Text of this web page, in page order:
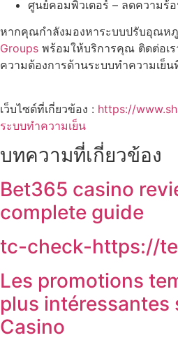
ศูนย์คอมพิวเตอร์ – ลดความร้
หากคุณกำลังมองหาระบบปรับอุณ
Groups พร้อมให้บริการคุณ ติดต่อเร
ความต้องการด้านระบบทำความเย็
เว็บไซต์ที่เกี่ยวข้อง : https://
ระบบทำความเย็น
บทความที่เกี่ยวข้อง
Bet365 casino
complete guide
tc-check-https://
Les promotions
plus intéressantes
Casino